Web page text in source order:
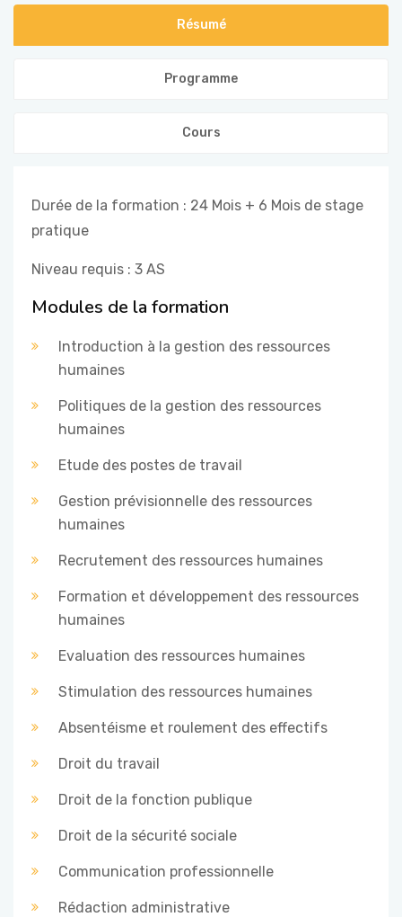
Formations Certifiantes
Formations Entreprises
Résumé
Programme
Cours
Durée de la formation : 24 Mois + 6 Mois de stage
pratique
Niveau requis : 3 AS
Modules de la formation
Introduction à la gestion des ressources
humaines
Politiques de la gestion des ressources
humaines
Etude des postes de travail
Gestion prévisionnelle des ressources
humaines
Recrutement des ressources humaines
Formation et développement des ressources
humaines
Evaluation des ressources humaines
Stimulation des ressources humaines
Absentéisme et roulement des effectifs
Droit du travail
Droit de la fonction publique
Droit de la sécurité sociale
Communication professionnelle
Rédaction administrative